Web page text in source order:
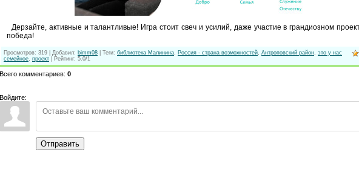
Дерзайте, активные и талантливые! Игра стоит свеч и усилий, даже участие в грандиозном
победа!
Просмотров: 319 Добавил: bimm08 Теги: библиотека Малинина, Россия - страна возможностей, Антроповский район, это у нас
семейное, проект Рейтинг: 5.0/1
Всего комментариев: 0
Войдите:
Отправить